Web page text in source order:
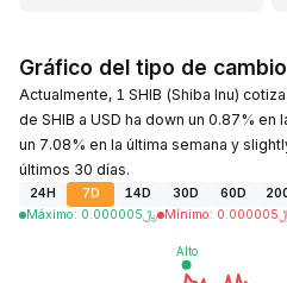
Gráfico del tipo de cambio
Actualmente, 1 SHIB (Shiba Inu)
de SHIB a USD ha down un 0.87%
un 7.08% en la última semana y
últimos 30 días.
24H 7D 14D 30D 60D
Máximo: ﷼0.000005 Mínimo: 0.000005